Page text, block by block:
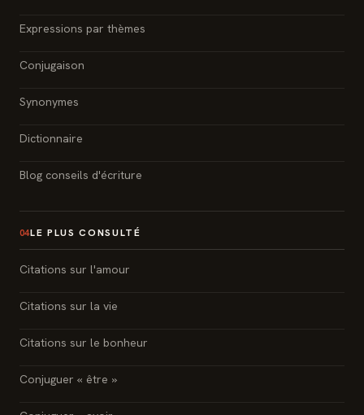
Expressions par thèmes
Conjugaison
Synonymes
Dictionnaire
Blog conseils d'écriture
04LE PLUS CONSULTÉ
Citations sur l'amour
Citations sur la vie
Citations sur le bonheur
Conjuguer « être »